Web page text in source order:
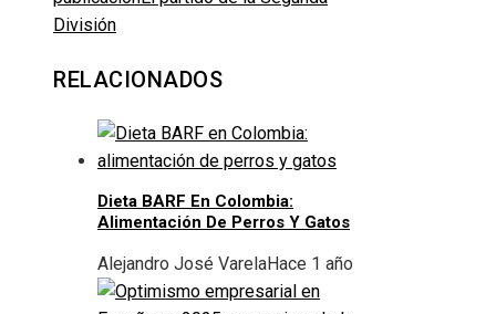
División
RELACIONADOS
Dieta BARF En Colombia:
Alimentación De Perros Y Gatos
Alejandro José VarelaHace 1 año